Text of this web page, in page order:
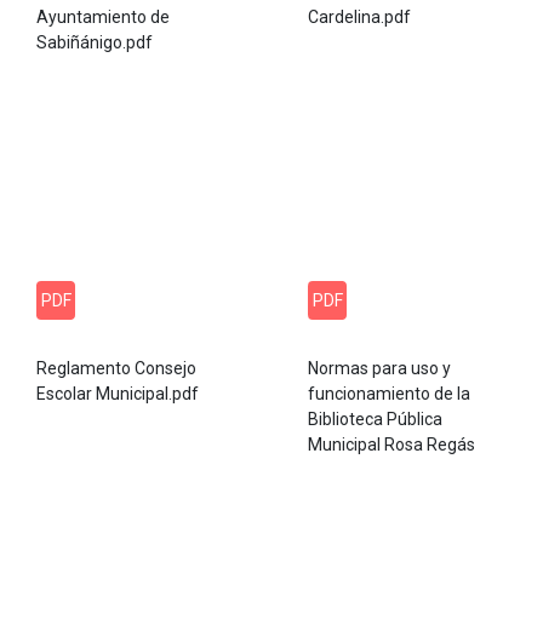
Ayuntamiento de
Sabiñánigo.pdf
Cardelina.pdf
PDF
Reglamento Consejo
Escolar Municipal.pdf
PDF
Normas para uso y
funcionamiento de la
Biblioteca Pública
Municipal Rosa Regás